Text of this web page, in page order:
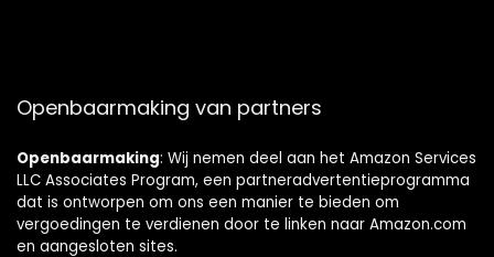
Openbaarmaking van partners
Openbaarmaking: Wij nemen deel aan het Amazon Services
LLC Associates Program, een partneradvertentieprogramma
dat is ontworpen om ons een manier te bieden om
vergoedingen te verdienen door te linken naar Amazon.com
en aangesloten sites.